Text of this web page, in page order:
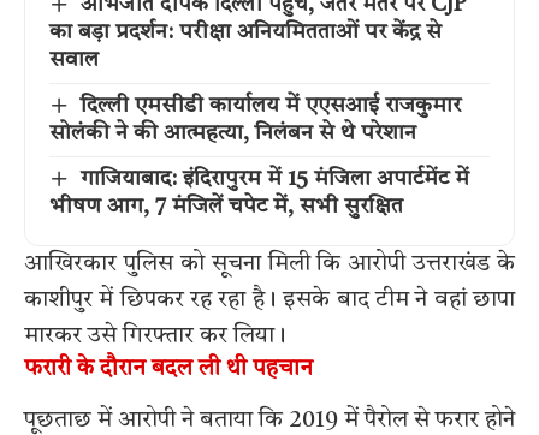
अभिजीत दीपके दिल्ली पहुंचे, जंतर मंतर पर CJP
का बड़ा प्रदर्शन: परीक्षा अनियमितताओं पर केंद्र से
सवाल
दिल्ली एमसीडी कार्यालय में एएसआई राजकुमार
सोलंकी ने की आत्महत्या, निलंबन से थे परेशान
गाजियाबाद: इंदिरापुरम में 15 मंजिला अपार्टमेंट में
भीषण आग, 7 मंजिलें चपेट में, सभी सुरक्षित
आखिरकार पुलिस को सूचना मिली कि आरोपी उत्तराखंड के
काशीपुर में छिपकर रह रहा है। इसके बाद टीम ने वहां छापा
मारकर उसे गिरफ्तार कर लिया।
फरारी के दौरान बदल ली थी पहचान
पूछताछ में आरोपी ने बताया कि 2019 में पैरोल से फरार होने